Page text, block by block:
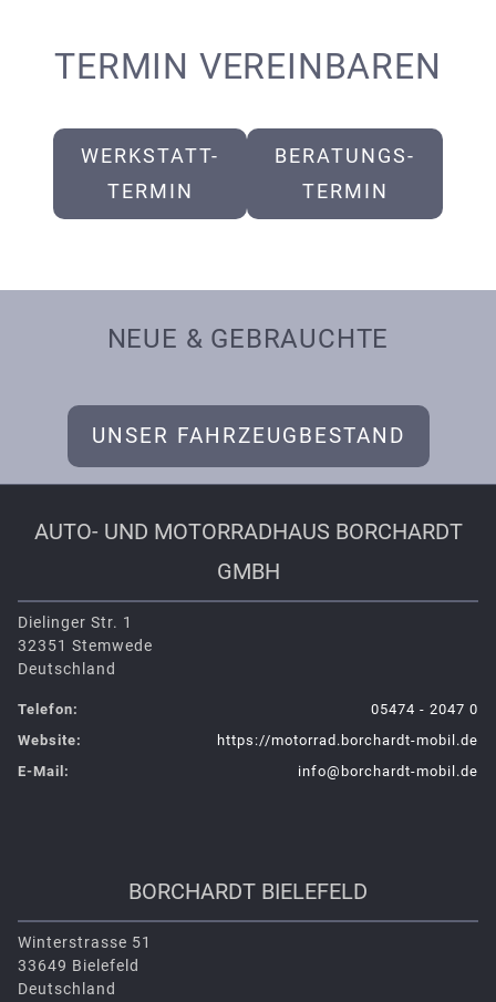
TERMIN VEREINBAREN
WERKSTATT-
TERMIN
BERATUNGS-
TERMIN
NEUE & GEBRAUCHTE
UNSER FAHRZEUGBESTAND
AUTO- UND MOTORRAD­HAUS BORCH­ARDT
GMBH
Dielinger Str. 1
32351 Stemwede
Deutschland
Telefon:
05474 - 2047 0
Website:
https://motorrad.borchardt-mobil.de
E-Mail:
info@borchardt-mobil.de
BORCHARDT BIELEFELD
Winterstrasse 51
33649 Bielefeld
Deutschland